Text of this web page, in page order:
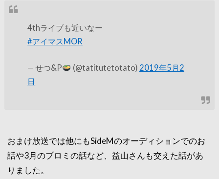
4thライブも近いなー
#アイマスMOR
— せつ&P (@tatitutetotato) 2019年5月2
日
おまけ放送では他にもSideMのオーディションでのお
話や3月のプロミの話など、益山さんも交えた話があ
りました。